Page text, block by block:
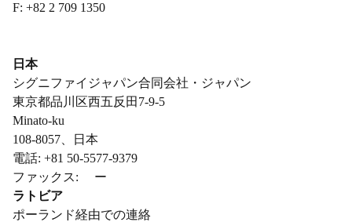
F: +82 2 709 1350
日本
シグニファイジャパン合同会社・ジャパン
東京都品川区西五反田7-9-5
Minato-ku
108-8057、日本
電話: +81 50-5577-9379
ファックス: ー
ラトビア
ポーランド経由での連絡